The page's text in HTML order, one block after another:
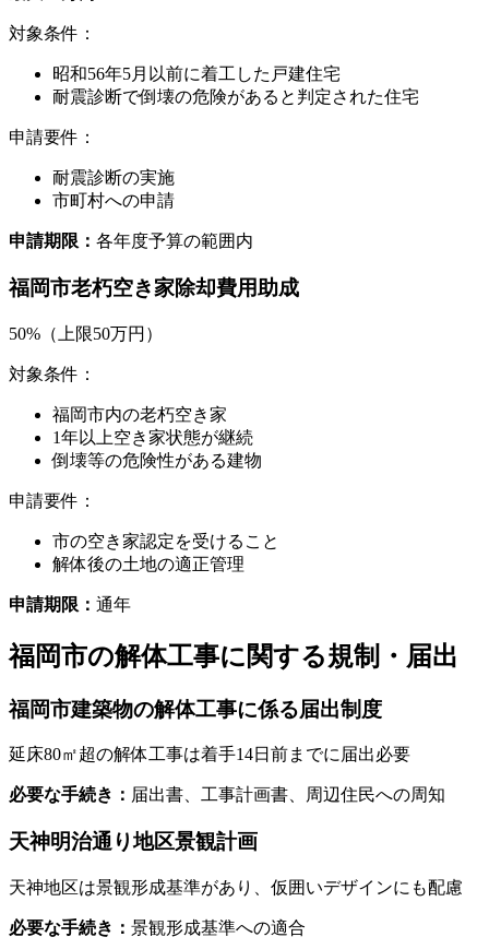
対象条件：
昭和56年5月以前に着工した戸建住宅
耐震診断で倒壊の危険があると判定された住宅
申請要件：
耐震診断の実施
市町村への申請
申請期限： 各年度予算の範囲内
福岡市老朽空き家除却費用助成
50%（上限50万円）
対象条件：
福岡市内の老朽空き家
1年以上空き家状態が継続
倒壊等の危険性がある建物
申請要件：
市の空き家認定を受けること
解体後の土地の適正管理
申請期限： 通年
福岡市の解体工事に関する規制・届出
福岡市建築物の解体工事に係る届出制度
延床80㎡超の解体工事は着手14日前までに届出必要
必要な手続き： 届出書、工事計画書、周辺住民への周知
天神明治通り地区景観計画
天神地区は景観形成基準があり、仮囲いデザインにも配慮
必要な手続き： 景観形成基準への適合